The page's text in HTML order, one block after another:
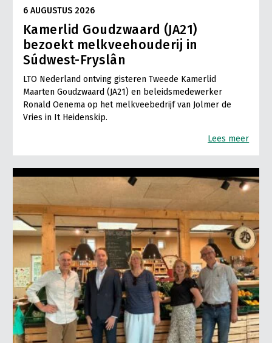
6 AUGUSTUS 2026
Kamerlid Goudzwaard (JA21)
bezoekt melkveehouderij in
Súdwest-Fryslân
LTO Nederland ontving gisteren Tweede Kamerlid
Maarten Goudzwaard (JA21) en beleidsmedewerker
Ronald Oenema op het melkveebedrijf van Jolmer de
Vries in It Heidenskip.
Lees meer